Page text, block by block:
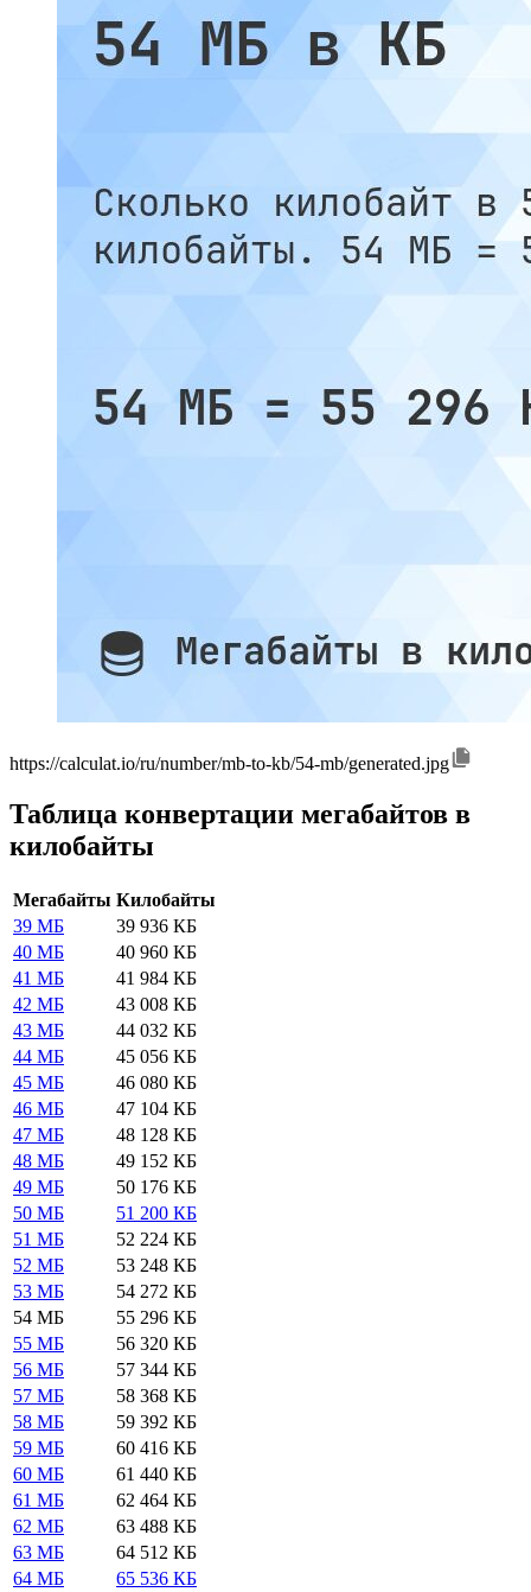
https://calculat.io/ru/number/mb-to-kb/54-mb/generated.jpg
Таблица конвертации мегабайтов в
килобайты
Мегабайты Килобайты
39 МБ
39 936 КБ
40 МБ
40 960 КБ
41 МБ
41 984 КБ
42 МБ
43 008 КБ
43 МБ
44 032 КБ
44 МБ
45 056 КБ
45 МБ
46 080 КБ
46 МБ
47 104 КБ
47 МБ
48 128 КБ
48 МБ
49 152 КБ
49 МБ
50 176 КБ
50 МБ
51 200 КБ
51 МБ
52 224 КБ
52 МБ
53 248 КБ
53 МБ
54 272 КБ
54 МБ
55 296 КБ
55 МБ
56 320 КБ
56 МБ
57 344 КБ
57 МБ
58 368 КБ
58 МБ
59 392 КБ
59 МБ
60 416 КБ
60 МБ
61 440 КБ
61 МБ
62 464 КБ
62 МБ
63 488 КБ
63 МБ
64 512 КБ
64 МБ
65 536 КБ